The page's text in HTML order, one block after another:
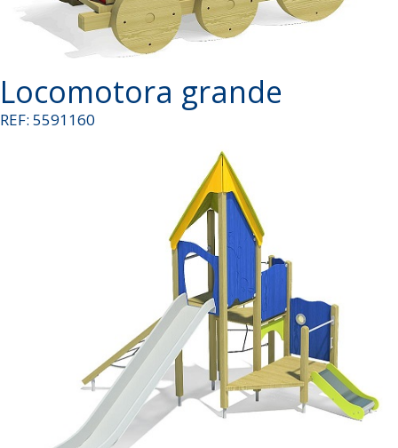
Locomotora grande
REF: 5591160